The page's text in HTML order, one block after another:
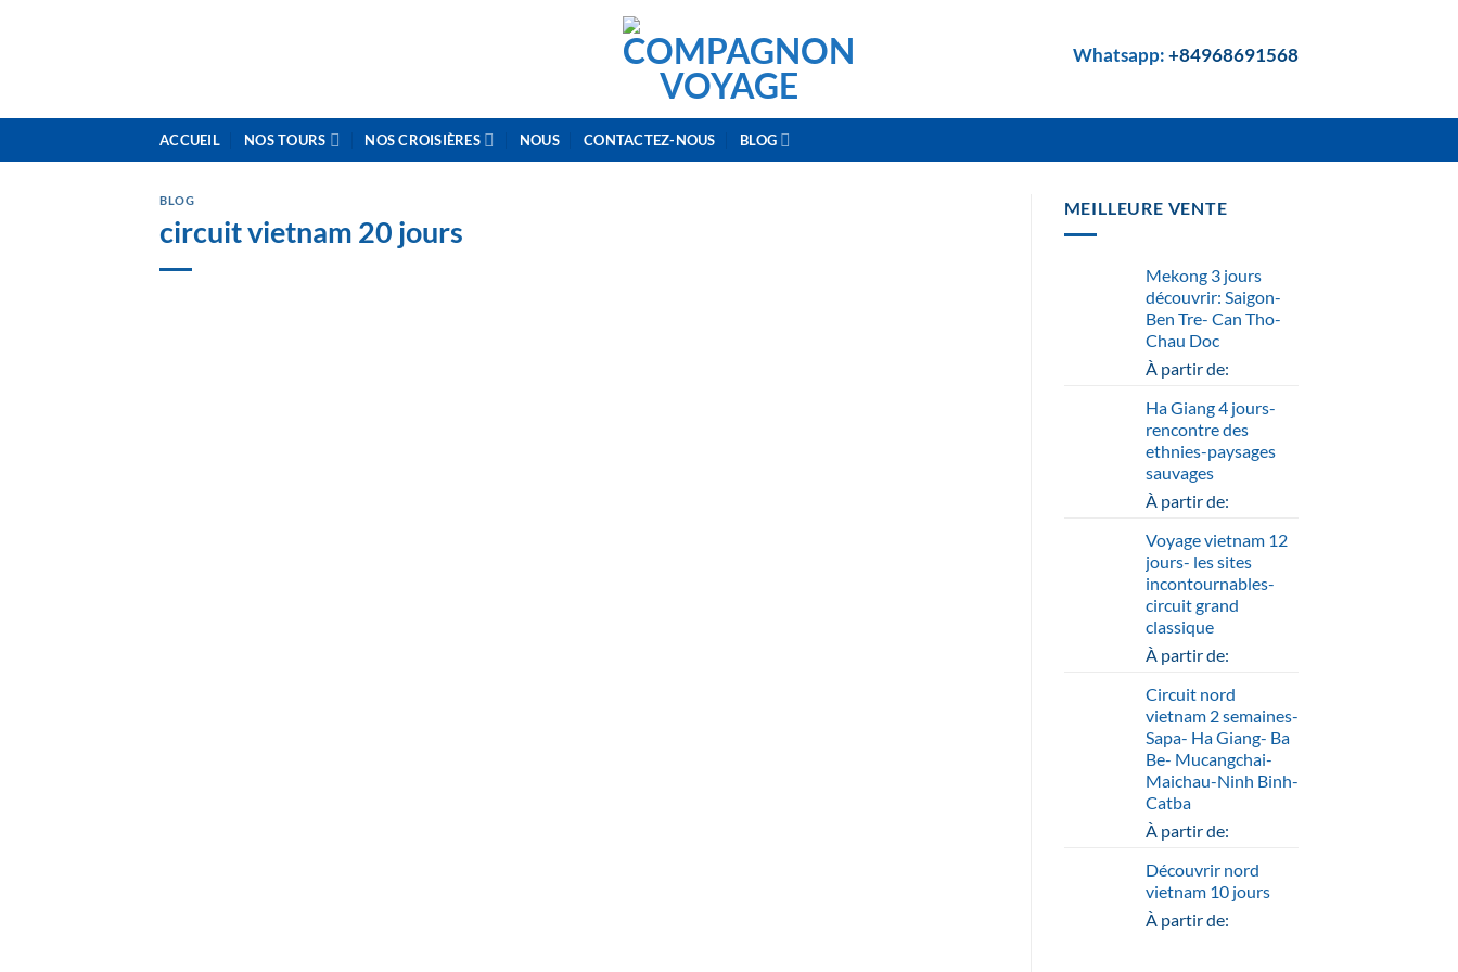
Whatsapp:+84968691568
ACCUEIL NOS TOURS NOS CROISIÈRES NOUS CONTACTEZ-NOUS BLOG
BLOG
circuit vietnam 20 jours
MEILLEURE VENTE
Mekong 3 jours
découvrir: Saigon-
Ben Tre- Can Tho-
Chau Doc
À partir de:
Ha Giang 4 jours-
rencontre des
ethnies-paysages
sauvages
À partir de:
Voyage vietnam 12
jours- les sites
incontournables-
circuit grand
classique
À partir de:
Circuit nord
vietnam 2 semaines-
Sapa- Ha Giang- Ba
Be- Mucangchai-
Maichau-Ninh Binh-
Catba
À partir de:
Découvrir nord
vietnam 10 jours
À partir de: